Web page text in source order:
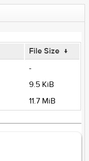
File Size ↓
-
9.5 KiB
11.7 MiB